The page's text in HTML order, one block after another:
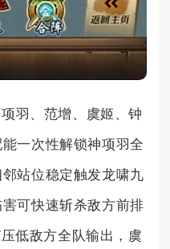
羽、范增、虞姬、钟
一次性解锁神项羽全
站位稳定触发龙啸九
可快速斩杀敌方前排
低敌方全队输出，虞